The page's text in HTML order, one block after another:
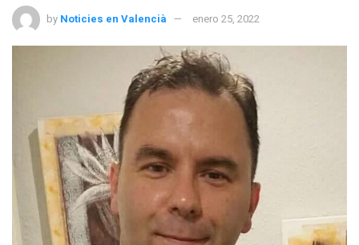
by Noticies en Valencià enero 25, 2022